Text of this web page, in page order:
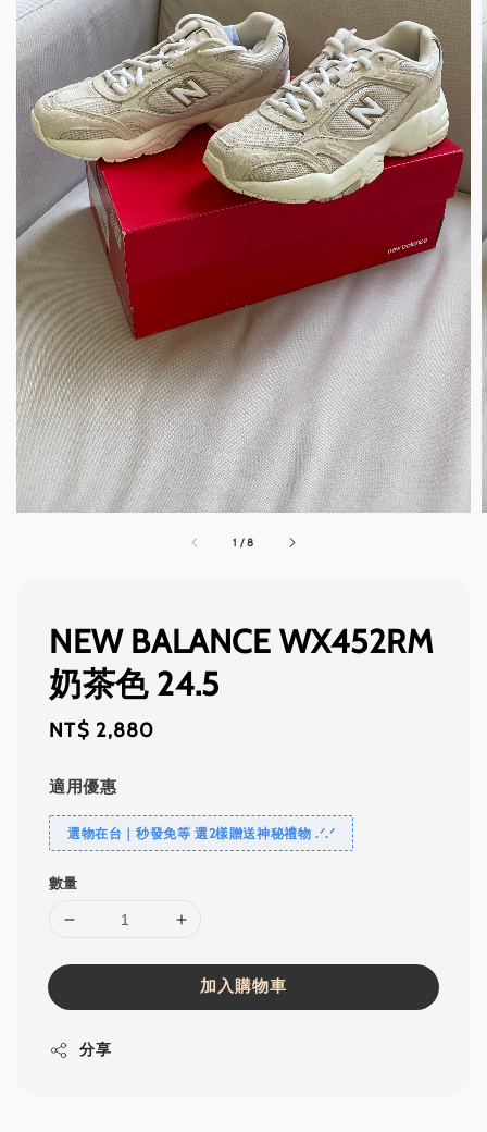
1 /8
NEW BALANCE WX452RM
奶茶色 24.5
Regular
NT$ 2,880
適用優惠
選物在台｜秒發免等 選2樣贈送神秘禮物 .ᐟ‪‪.ᐟ
數量
加入購物車
分享